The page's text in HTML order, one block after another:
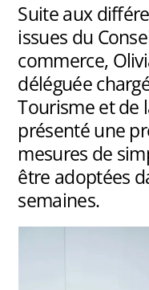
Suite aux
issues du
commerce,
déléguée
Tourisme et de
présenté une
mesures de
être adoptées
semaines.